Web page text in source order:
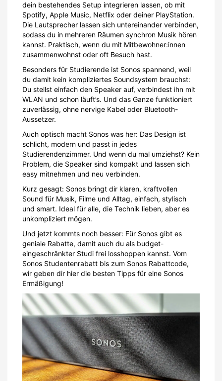
dein bestehendes Setup integrieren lassen, ob mit
Spotify, Apple Music, Netflix oder deiner PlayStation.
Die Lautsprecher lassen sich untereinander verbinden,
sodass du in mehreren Räumen synchron Musik hören
kannst. Praktisch, wenn du mit Mitbewohner:innen
zusammenwohnst oder oft Besuch hast.
Besonders für Studierende ist Sonos spannend, weil
du damit kein kompliziertes Soundsystem brauchst:
Du stellst einfach den Speaker auf, verbindest ihn mit
WLAN und schon läuft’s. Und das Ganze funktioniert
zuverlässig, ohne nervige Kabel oder Bluetooth-
Aussetzer.
Auch optisch macht Sonos was her: Das Design ist
schlicht, modern und passt in jedes
Studierendenzimmer. Und wenn du mal umziehst? Kein
Problem, die Speaker sind kompakt und lassen sich
easy mitnehmen und neu verbinden.
Kurz gesagt: Sonos bringt dir klaren, kraftvollen
Sound für Musik, Filme und Alltag, einfach, stylisch
und smart. Ideal für alle, die Technik lieben, aber es
unkompliziert mögen.
Und jetzt kommts noch besser: Für Sonos gibt es
geniale Rabatte, damit auch du als budget-
eingeschränkter Studi frei losshoppen kannst. Vom
Sonos Studentenrabatt bis zum Sonos Rabattcode,
wir geben dir hier die besten Tipps für eine Sonos
Ermäßigung!